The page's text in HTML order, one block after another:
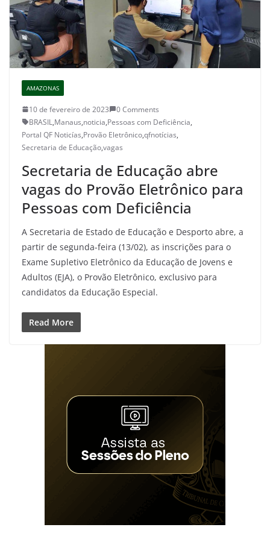
AMAZONAS
10 de fevereiro de 2023
0 Comments
BRASIL,Manaus,noticia,Pessoas com Deficiência,
Portal QF Noticías,Provão Eletrônico,qfnotícias,
Secretaria de Educação,vagas
Secretaria de Educação abre
vagas do Provão Eletrônico para
Pessoas com Deficiência
A Secretaria de Estado de Educação e Desporto abre, a
partir de segunda-feira (13/02), as inscrições para o
Exame Supletivo Eletrônico da Educação de Jovens e
Adultos (EJA), o Provão Eletrônico, exclusivo para
candidatos da Educação Especial.
Read More